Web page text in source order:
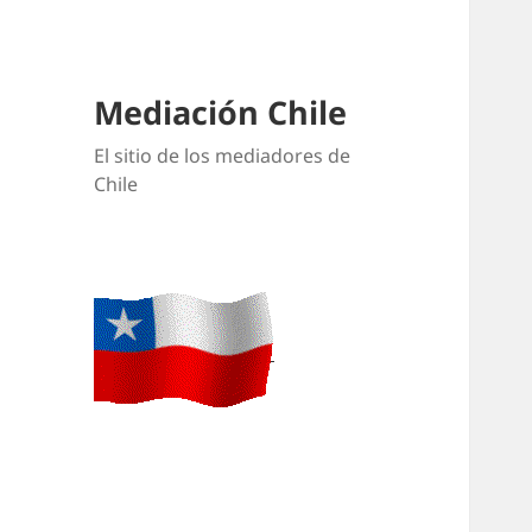
Mediación Chile
El sitio de los mediadores de
Chile